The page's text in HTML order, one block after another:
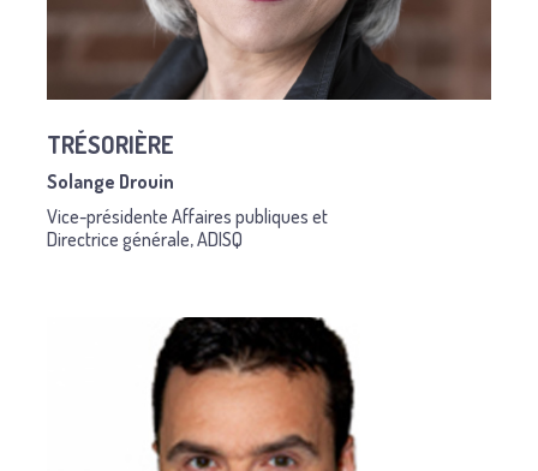
TRÉSORIÈRE
Solange Drouin
Vice-présidente Affaires publiques et
Directrice générale, ADISQ